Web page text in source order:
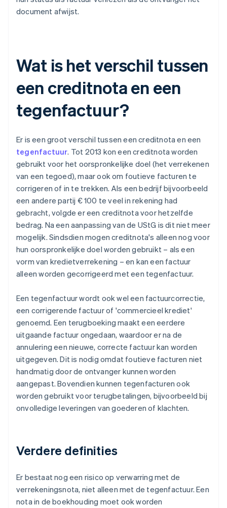
document afwijst.
Wat is het verschil tussen
een creditnota en een
tegenfactuur?
Er is een groot verschil tussen een creditnota en een
tegenfactuur. Tot 2013 kon een creditnota worden
gebruikt voor het oorspronkelijke doel (het verrekenen
van een tegoed), maar ook om foutieve facturen te
corrigeren of in te trekken. Als een bedrijf bijvoorbeeld
een andere partij € 100 te veel in rekening had
gebracht, volgde er een creditnota voor hetzelfde
bedrag. Na een aanpassing van de UStG is dit niet meer
mogelijk. Sindsdien mogen creditnota's alleen nog voor
hun oorspronkelijke doel worden gebruikt – als een
vorm van kredietverrekening – en kan een factuur
alleen worden gecorrigeerd met een tegenfactuur.
Een tegenfactuur wordt ook wel een factuurcorrectie,
een corrigerende factuur of 'commercieel krediet'
genoemd. Een terugboeking maakt een eerdere
uitgaande factuur ongedaan, waardoor er na de
annulering een nieuwe, correcte factuur kan worden
uitgegeven. Dit is nodig omdat foutieve facturen niet
handmatig door de ontvanger kunnen worden
aangepast. Bovendien kunnen tegenfacturen ook
worden gebruikt voor terugbetalingen, bijvoorbeeld bij
onvolledige leveringen van goederen of klachten.
Verdere definities
Er bestaat nog een risico op verwarring met de
verrekeningsnota, niet alleen met de tegenfactuur. Een
nota in de boekhouding moet ook worden